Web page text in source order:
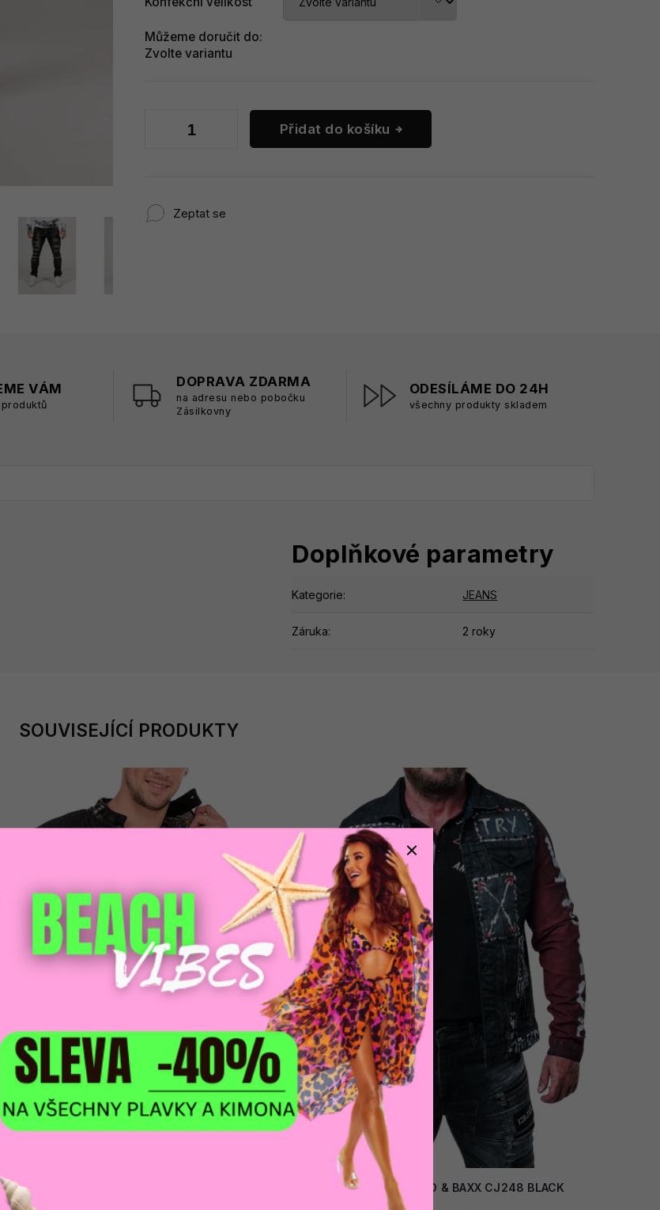
Můžeme doručit do:
Zvolte variantu
Přidat do košíku
Zeptat se
VÁM DOPRAVA ZDARMA
na adresu nebo pobočku
Zásilkovny
ODESÍLÁME DO 24H
všechny produkty skladem
SOUVISEJÍCÍ PRODUKTY
Pánská bunda CIPO & BAXX CJ236
AKCE
Pánská bunda CIPO & BAXX CJ248 BLACK
Doplňkové parametry
Kategorie: JEANS
Záruka: 2 roky